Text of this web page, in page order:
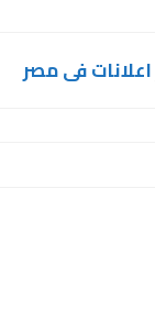
اعلانات فى مصر